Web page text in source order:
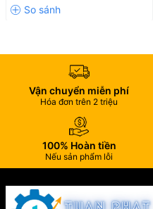
Cam kết
Sản phẩmchính hãng
nhà bếp
Bảo hành đầy đủ theo
Giá tốt – hỗ trợ khách mua
Giao hàng toàn quốc – hỗ
Vận chuyển miễn phí
Hóa đơn trên 2 triệu
100% Hoàn tiền
Nếu sản phẩm lỗi